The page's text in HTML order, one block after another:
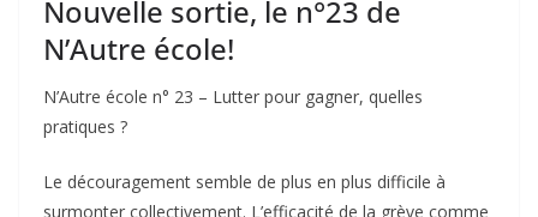
Nouvelle sortie, le n°23 de
N’Autre école!
N’Autre école n° 23 – Lutter pour gagner, quelles
pratiques ?
Le découragement semble de plus en plus difficile à
surmonter collectivement. L’efficacité de la grève comme